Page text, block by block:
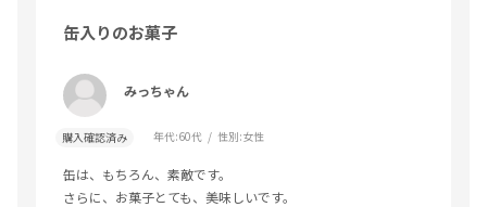
缶入りのお菓子
みっちゃん
購入確認済み 年代:60代 性別:女性
缶は、もちろん、素敵です。
さらに、お菓子とても、美味しいです。